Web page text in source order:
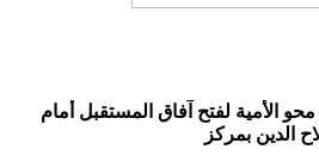
الأمية لفتح آفاق المستقبل أمام
الدين بمركز